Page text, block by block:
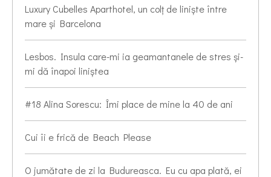
Luxury Cubelles Aparthotel, un colț de liniște între
mare și Barcelona
Lesbos. Insula care-mi ia geamantanele de stres și-
mi dă înapoi liniștea
#18 Alina Sorescu: Îmi place de mine la 40 de ani
Cui îi e frică de Beach Please
O jumătate de zi la Budureasca. Eu cu apa plată, ei